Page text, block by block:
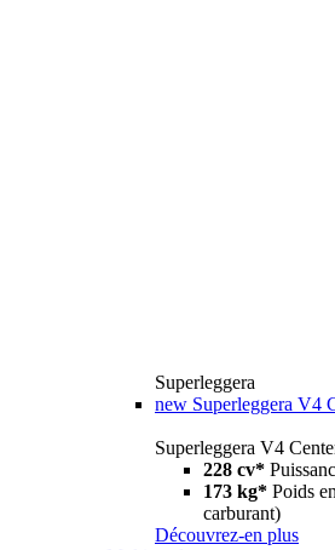
Superleggera
new Superleggera V4
Superleggera V4
228 cv*
173 kg* Poids
carburant)
Découvrez-en plus